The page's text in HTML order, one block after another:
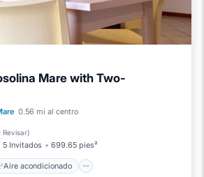
Mare with Two-
0.56 mi al centro
Revisar)
5 Invitados 699.65 pies²
Aire acondicionado
Aire acondicionado
mascotas